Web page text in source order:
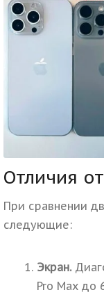
Отличия
При сравнении
следующие:
Экран.
Pro Max до